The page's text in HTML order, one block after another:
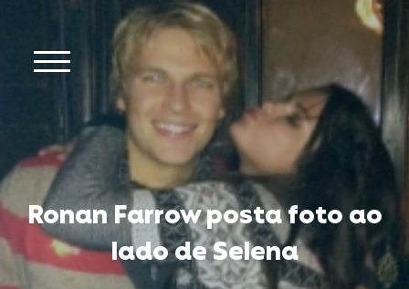
Ronan Farrow posta foto ao
lado de Selena